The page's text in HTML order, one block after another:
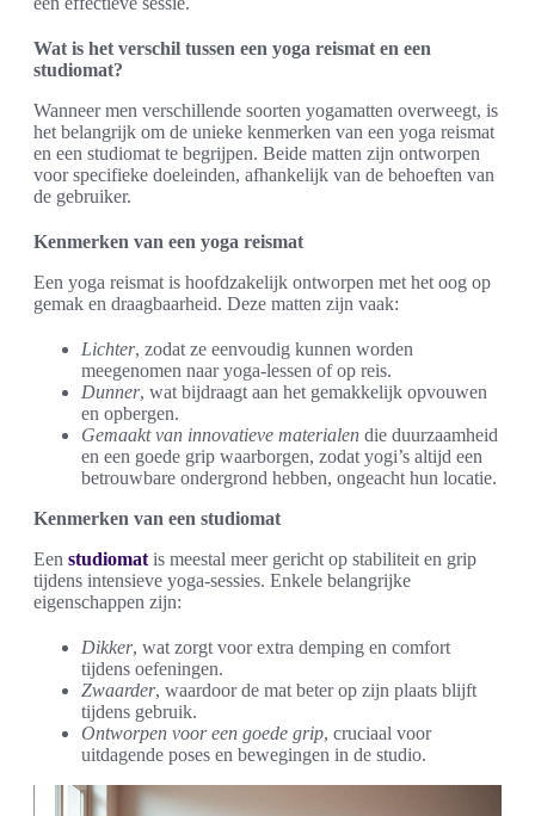
Wat is het verschil tussen een yoga reismat en een
studiomat?
Wanneer men verschillende soorten yogamatten overweegt, is
het belangrijk om de unieke kenmerken van een yoga reismat
en een studiomat te begrijpen. Beide matten zijn ontworpen
voor specifieke doeleinden, afhankelijk van de behoeften van
de gebruiker.
Kenmerken van een yoga reismat
Een yoga reismat is hoofdzakelijk ontworpen met het oog op
gemak en draagbaarheid. Deze matten zijn vaak:
Lichter, zodat ze eenvoudig kunnen worden
meegenomen naar yoga-lessen of op reis.
Dunner, wat bijdraagt aan het gemakkelijk opvouwen
en opbergen.
Gemaakt van innovatieve materialen die duurzaamheid
en een goede grip waarborgen, zodat yogi’s altijd een
betrouwbare ondergrond hebben, ongeacht hun locatie.
Kenmerken van een studiomat
Een studiomat is meestal meer gericht op stabiliteit en grip
tijdens intensieve yoga-sessies. Enkele belangrijke
eigenschappen zijn:
Dikker, wat zorgt voor extra demping en comfort
tijdens oefeningen.
Zwaarder, waardoor de mat beter op zijn plaats blijft
tijdens gebruik.
Ontworpen voor een goede grip, cruciaal voor
uitdagende poses en bewegingen in de studio.